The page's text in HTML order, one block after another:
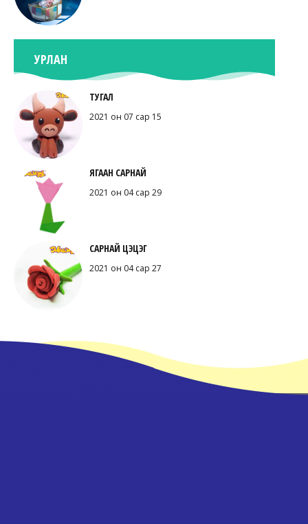
УРЛАН
ТУГАЛ
2021 он 07 сар 15
ЯГААН САРНАЙ
2021 он 04 сар 29
САРНАЙ ЦЭЦЭГ
2021 он 04 сар 27